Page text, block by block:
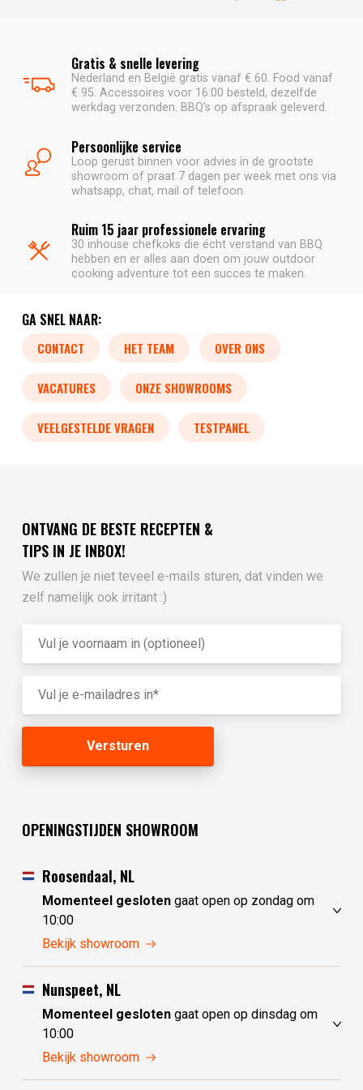
Gratis & snelle levering
Nederland en België gratis vanaf € 60. Food vanaf
€ 95. Accessoires voor 16:00 besteld, dezelfde
werkdag verzonden. BBQ's op afspraak geleverd.
Persoonlijke service
Loop gerust binnen voor advies in de grootste
showroom of praat 7 dagen per week met ons via
whatsapp, chat, mail of telefoon.
Ruim 15 jaar professionele ervaring
30 inhouse chefkoks die écht verstand van BBQ
hebben en er alles aan doen om jouw outdoor
cooking adventure tot een succes te maken.
GA SNEL NAAR:
CONTACT HET TEAM OVER ONS
VACATURES ONZE SHOWROOMS
VEELGESTELDE VRAGEN TESTPANEL
ONTVANG DE BESTE RECEPTEN &
TIPS IN JE INBOX!
We zullen je niet teveel e-mails sturen, dat vinden we
zelf namelijk ook irritant :)
OPENINGSTIJDEN SHOWROOM
Roosendaal, NL
Momenteel geslotengaat open op zondag om
10:00
zaterdag
zondag
10:00 - 17:30
maandag
dinsdag
gesloten
woensdag
donderdag
Bekijk showroom
Nunspeet, NL
Momenteel geslotengaat open op dinsdag om
10:00
zaterdag
zondag
gesloten
Bekijk showroom